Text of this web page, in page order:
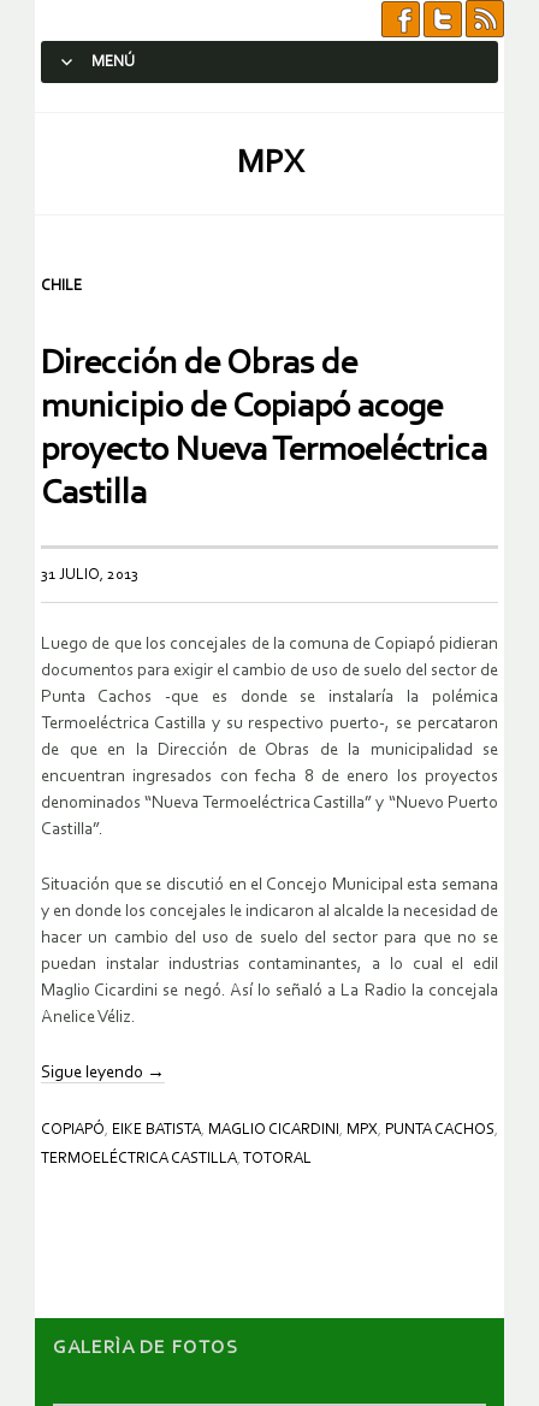
MENÚ
MPX
CHILE
Dirección de Obras de
municipio de Copiapó acoge
proyecto Nueva Termoeléctrica
Castilla
31 JULIO, 2013
Luego de que los concejales de la comuna de Copiapó pidieran
documentos para exigir el cambio de uso de suelo del sector de
Punta Cachos -que es donde se instalaría la polémica
Termoeléctrica Castilla y su respectivo puerto-, se percataron
de que en la Dirección de Obras de la municipalidad se
encuentran ingresados con fecha 8 de enero los proyectos
denominados “Nueva Termoeléctrica Castilla” y “Nuevo Puerto
Castilla”.
Situación que se discutió en el Concejo Municipal esta semana
y en donde los concejales le indicaron al alcalde la necesidad de
hacer un cambio del uso de suelo del sector para que no se
puedan instalar industrias contaminantes, a lo cual el edil
Maglio Cicardini se negó. Así lo señaló a La Radio la concejala
Anelice Véliz.
Sigue leyendo →
COPIAPÓ, EIKE BATISTA, MAGLIO CICARDINI , MPX, PUNTA CACHOS,
TERMOELÉCTRICA CASTILLA, TOTORAL
GALERÌA DE FOTOS